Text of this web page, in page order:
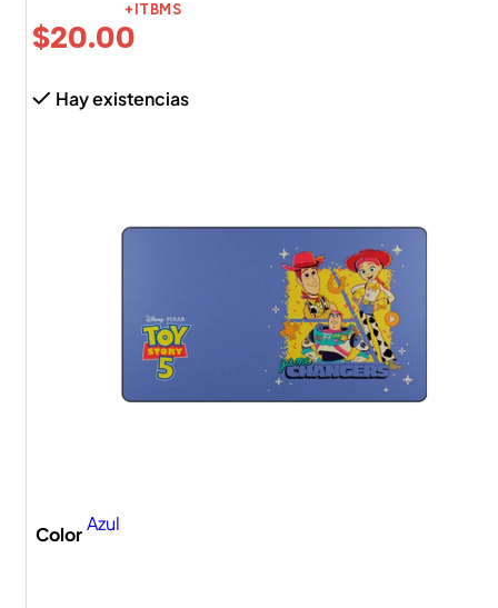
$20.00
+ITBMS
Hay existencias
ColorAzul